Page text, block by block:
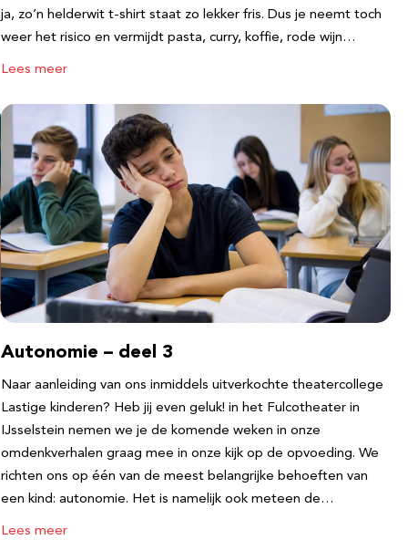
ja, zo’n helderwit t-shirt staat zo lekker fris. Dus je neemt toch
weer het risico en vermijdt pasta, curry, koffie, rode wijn…
Lees meer
Autonomie – deel 3
Naar aanleiding van ons inmiddels uitverkochte theatercollege
Lastige kinderen? Heb jij even geluk! in het Fulcotheater in
IJsselstein nemen we je de komende weken in onze
omdenkverhalen graag mee in onze kijk op de opvoeding. We
richten ons op één van de meest belangrijke behoeften van
een kind: autonomie. Het is namelijk ook meteen de…
Lees meer